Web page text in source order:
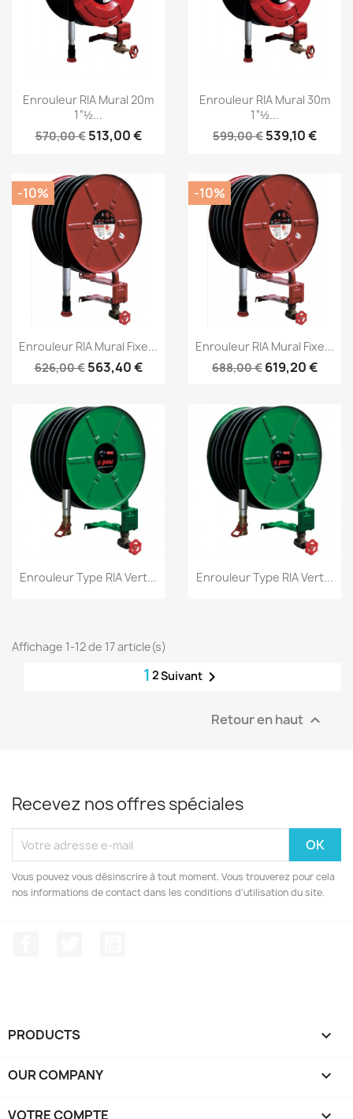
Aperçu rapide
Enrouleur RIA Mural 20m
1“½...
570,00 € 513,00 €
Aperçu rapide
Enrouleur RIA Mural 30m
1“½...
599,00 € 539,10 €
Aperçu rapide
Enrouleur RIA Mural Fixe...
626,00 € 563,40 €
-10%
Aperçu rapide
Enrouleur RIA Mural Fixe...
688,00 € 619,20 €
-10%
Aperçu rapide
Enrouleur Type RIA Vert... Aperçu rapide
Enrouleur Type RIA Vert...
Affichage 1-12 de 17 article(s)
1 2Suivant 
Retour en haut 
Recevez nos offres spéciales
Vous pouvez vous désinscrire à tout moment. Vous trouverez pour cela
nos informations de contact dans les conditions d'utilisation du site.
PRODUCTS 
OUR COMPANY 
VOTRE COMPTE